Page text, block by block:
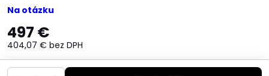
Na otázku
497 €
404,07 € bez DPH